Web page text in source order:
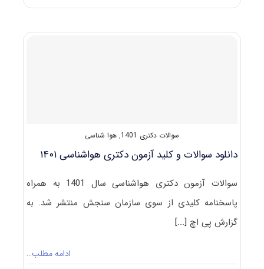
سوالات دکتری 1401 , هوا شناسی
دانلود سوالات و کلید آزمون دکتری هواشناسی ۱۴۰۱
سوالات آزمون دکتری هواشناسی سال 1401 به همراه
پاسخنامه کلیدی از سوی سازمان سنجش منتشر شد. به
گزارش پی اچ[...]
ادامه مطلب…